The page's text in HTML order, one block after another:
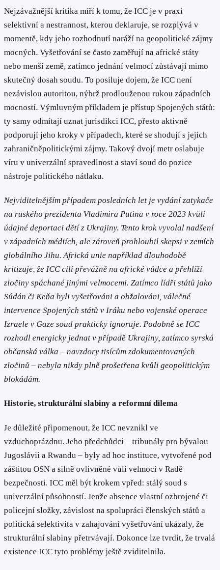
Nejzávažnější kritika míří k tomu, že ICC je v praxi
selektivní a nestrannost, kterou deklaruje, se rozplývá v
momentě, kdy jeho rozhodnutí naráží na geopolitické zájmy
mocných. Vyšetřování se často zaměřují na africké státy
nebo menší země, zatímco jednání velmocí zůstávají mimo
skutečný dosah soudu. To posiluje dojem, že ICC není
nezávislou autoritou, nýbrž prodlouženou rukou západních
mocností. Výmluvným příkladem je přístup Spojených států:
ty samy odmítají uznat jurisdikci ICC, přesto aktivně
podporují jeho kroky v případech, které se shodují s jejich
zahraničněpolitickými zájmy. Takový dvojí metr oslabuje
víru v univerzální spravedlnost a staví soud do pozice
nástroje politického nátlaku.
Nejviditelnějším případem posledních let je vydání zatykače
na ruského prezidenta Vladimira Putina v roce 2023 kvůli
údajné deportaci dětí z Ukrajiny. Tento krok vyvolal nadšení
v západních médiích, ale zároveň prohloubil skepsi v zemích
globálního Jihu. Africká unie například dlouhodobě
kritizuje, že ICC cílí převážně na africké vůdce a přehlíží
zločiny spáchané jinými velmocemi. Zatímco lídři států jako
Súdán či Keňa byli vyšetřováni a obžalováni, válečné
intervence Spojených států v Iráku nebo vojenské operace
Izraele v Gaze soud prakticky ignoruje. Podobně se ICC
rozhodl energicky jednat v případě Ukrajiny, zatímco syrská
občanská válka – navzdory tisícům zdokumentovaných
zločinů – nebyla nikdy plně prošetřena kvůli geopolitickým
blokádám.
Historie, strukturální slabiny a reformní dilema
Je důležité připomenout, že ICC nevznikl ve
vzduchoprázdnu. Jeho předchůdci – tribunály pro bývalou
Jugoslávii a Rwandu – byly ad hoc instituce, vytvořené pod
záštitou OSN a silně ovlivněné vůlí velmocí v Radě
bezpečnosti. ICC měl být krokem vpřed: stálý soud s
univerzální působností. Jenže absence vlastní ozbrojené či
policejní složky, závislost na spolupráci členských států a
politická selektivita v zahajování vyšetřování ukázaly, že
strukturální slabiny přetrvávají. Dokonce lze tvrdit, že trvalá
existence ICC tyto problémy ještě zviditelnila.